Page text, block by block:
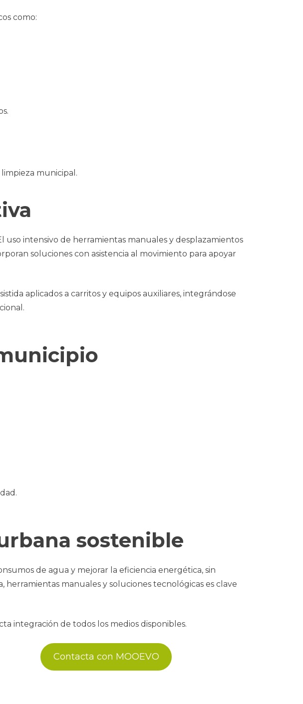
como:
municipal.
uso intensivo de herramientas manuales y desplazamientos
soluciones con asistencia al movimiento para apoyar
aplicados a carritos y equipos auxiliares, integrándose
sostenible
de agua y mejorar la eficiencia energética, sin
manuales y soluciones tecnológicas es clave
integración de todos los medios disponibles.
Contacta con MOOEVO